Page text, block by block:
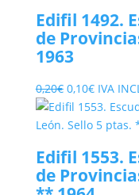
1,75€.0,75€.
Edifil 1492.
de
1963
0,20€ El
precio
original
0,20€.
0,10€El
precio
actual
0,10€.
IVA
Edifil 1553.
de